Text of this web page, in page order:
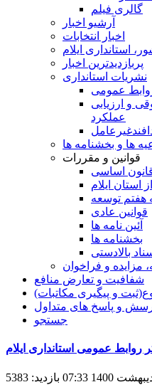
گالری فیلم
آرشیو اخبار
اخبار انتخابات
استانداری ایلام
پربازدیدترین اخبار
نشریات استانداری
عمومی
و ارزيابی
عملکرد
ها و بخشنامه ها
قوانین و مقررات
اساسی
استان ایلام
هفتم توسعه
قوانین عادی
آئین نامه ها
بخشنامه ها
بالادستی
مزایده و فراخوان
شفافیت و تعارض منافع
و پیگیری مکاتبات)
و پاسخ های متداول
جستجو
روابط عمومی استانداری ایلام
بازدید: 5383